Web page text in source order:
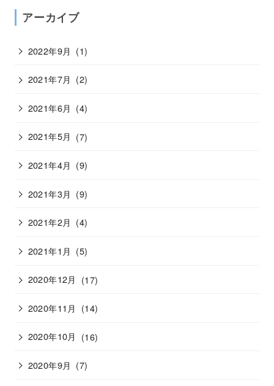
アーカイブ
2022年9月 (1)
2021年7月 (2)
2021年6月 (4)
2021年5月 (7)
2021年4月 (9)
2021年3月 (9)
2021年2月 (4)
2021年1月 (5)
2020年12月 (17)
2020年11月 (14)
2020年10月 (16)
2020年9月 (7)